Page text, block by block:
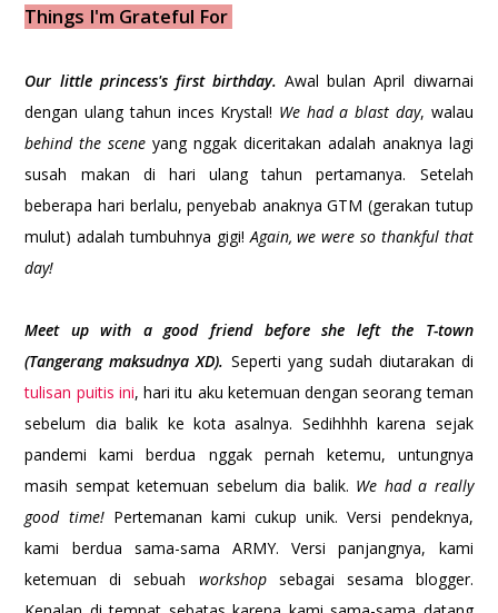
Things I'm Grateful For
Our little princess's first birthday. Awal bulan April diwarnai
dengan ulang tahun inces Krystal! We had a blast day, walau
behind the scene yang nggak diceritakan adalah anaknya lagi
susah makan di hari ulang tahun pertamanya. Setelah
beberapa hari berlalu, penyebab anaknya GTM (gerakan tutup
mulut) adalah tumbuhnya gigi! Again, we were so thankful that
day!
Meet up with a good friend before she left the T-town
(Tangerang maksudnya XD). Seperti yang sudah diutarakan di
tulisan puitis ini, hari itu aku ketemuan dengan seorang teman
sebelum dia balik ke kota asalnya. Sedihhhh karena sejak
pandemi kami berdua nggak pernah ketemu, untungnya
masih sempat ketemuan sebelum dia balik. We had a really
good time!Pertemanan kami cukup unik. Versi pendeknya,
kami berdua sama-sama ARMY. Versi panjangnya, kami
ketemuan di sebuah workshopsebagai sesama blogger.